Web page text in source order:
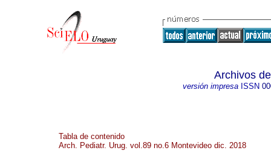
Archivos
versión impresaISSN
Tabla de contenido
Arch. Pediatr. Urug. vol.89 no.6 Montevideo dic. 2018